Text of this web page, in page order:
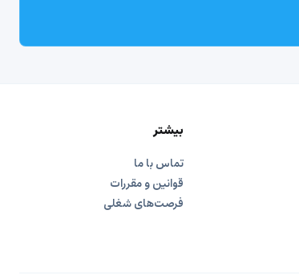
بیشتر
تماس با ما
قوانین و مقررات
فرصت‌های شغلی